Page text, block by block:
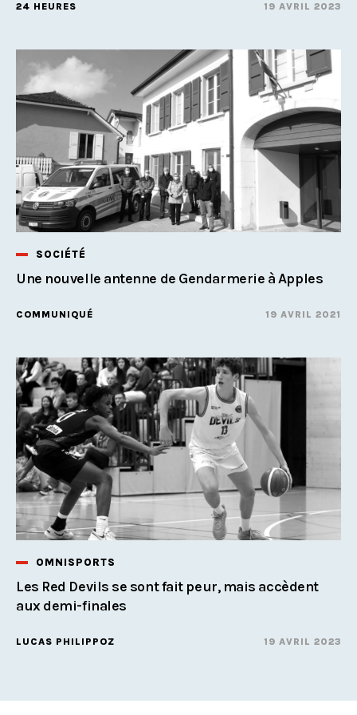
24 HEURES 19 AVRIL 2023
SOCIÉTÉ
Une nouvelle antenne de Gendarmerie à Apples
COMMUNIQUÉ 19 AVRIL 2021
OMNISPORTS
Les Red Devils se sont fait peur, mais accèdent
aux demi-finales
LUCAS PHILIPPOZ 19 AVRIL 2023